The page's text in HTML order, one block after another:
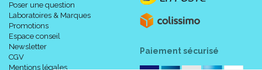
Poser une question
Laboratoires & Marques
Promotions
Espace conseil
Newsletter
CGV
Mentions légales
Paiement sécurisé